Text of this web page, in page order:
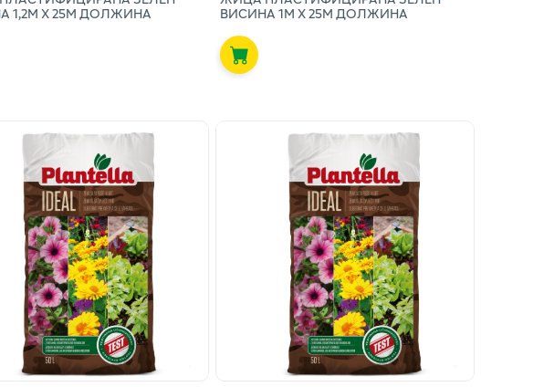
1,2М Х 25М ДОЛЖИНА ВИСИНА 1М Х 25М ДОЛЖИНА